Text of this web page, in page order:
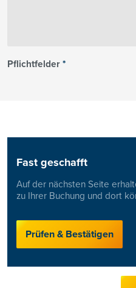
Pflichtfelder*
Fast geschafft
Auf der nächsten Seite
zu Ihrer Buchung und dort
Prüfen & Bestätigen